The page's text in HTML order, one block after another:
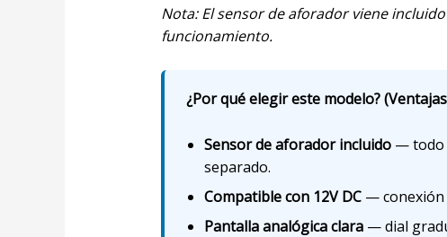
Nota: El sensor de aforador viene
funcionamiento.
¿Por qué elegir este modelo?
Sensor de aforador incluido— todo
separado.
Compatible con 12V DC— conexión
Pantalla analógica clara— dial